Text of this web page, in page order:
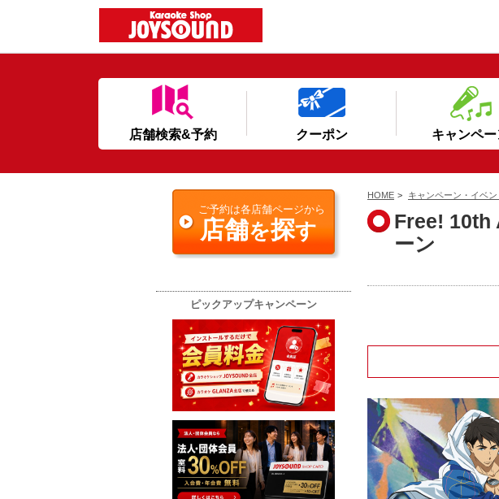
店舗検索&予約 クーポン キャンペー
HOME > キャンペーン・イベン
Free! 10th
ーン
ご予約は各店舗ページから
店舗を探す
ピックアップキャンペーン